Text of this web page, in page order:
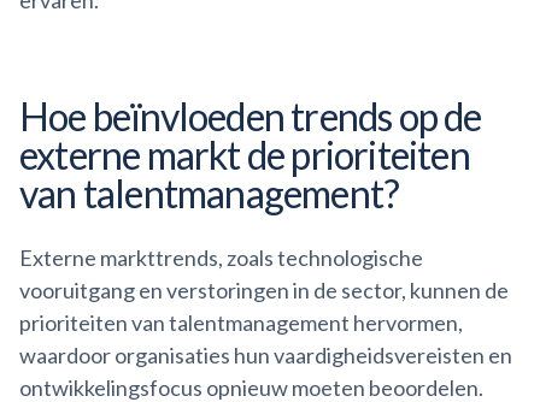
Hoe beïnvloeden trends op de
externe markt de prioriteiten
van talentmanagement?
Externe markttrends, zoals technologische
vooruitgang en verstoringen in de sector, kunnen de
prioriteiten van talentmanagement hervormen,
waardoor organisaties hun vaardigheidsvereisten en
ontwikkelingsfocus opnieuw moeten beoordelen.